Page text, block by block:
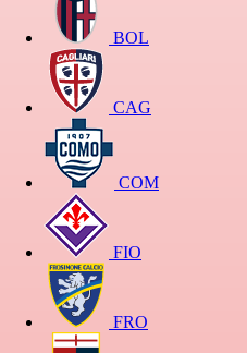
BOL
CAG
COM
FIO
FRO